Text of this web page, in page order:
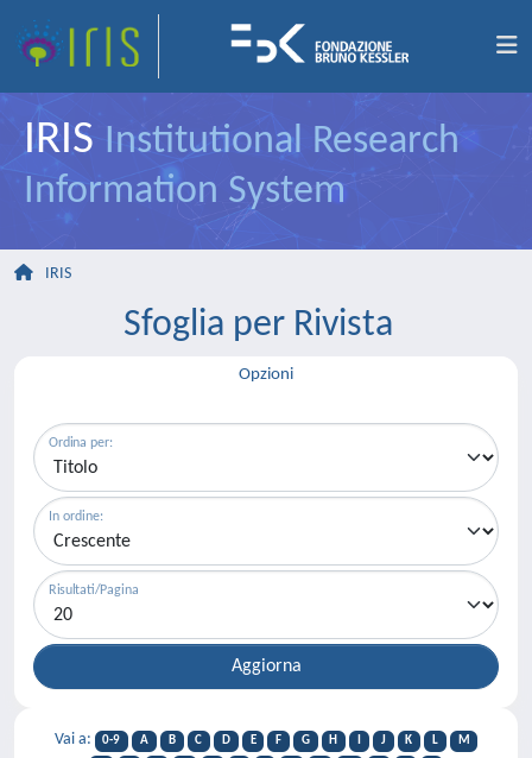
IRIS Institutional Research
Information System
IRIS
Sfoglia per Rivista
Opzioni
Ordina per:
In ordine:
Risultati/Pagina
Vai a: 0-9 A B C D E F G H J K L
M